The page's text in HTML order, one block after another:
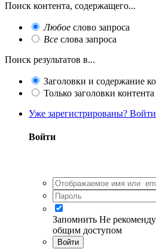
Поиск контента, содержащего...
Любое слово запроса
Все слова запроса
Поиск результатов в...
Заголовки и содержание
Только заголовки контента
Уже зарегистрированы? Войти
Войти
Запомнить Не
общим доступом
Войти